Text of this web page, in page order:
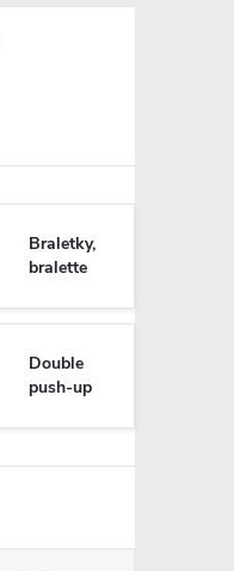
Braletky,
bralette
Double
push-up